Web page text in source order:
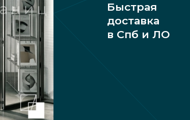
Быстрая
доставка
в Спб и ЛО